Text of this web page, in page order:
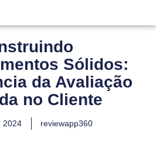
Sólidos:
da Avaliação
no Cliente
2024 reviewapp360